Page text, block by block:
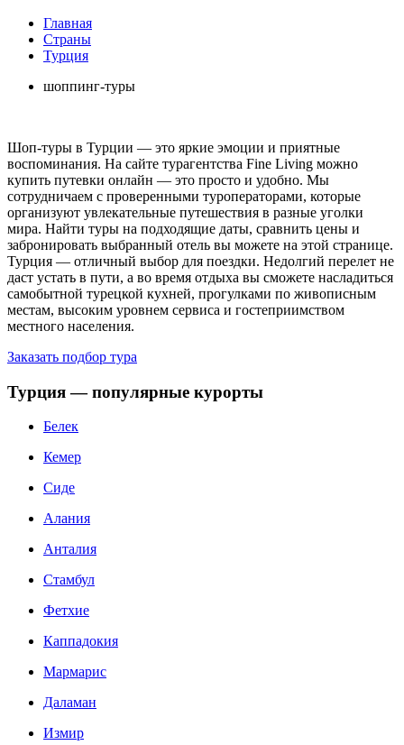
Главная
Страны
Турция
шоппинг-туры
Шоп-туры в Турции — это яркие эмоции и приятные
воспоминания. На сайте турагентства Fine Living можно
купить путевки онлайн — это просто и удобно. Мы
сотрудничаем с проверенными туроператорами, которые
организуют увлекательные путешествия в разные уголки
мира. Найти туры на подходящие даты, сравнить цены и
забронировать выбранный отель вы можете на этой странице.
Турция — отличный выбор для поездки. Недолгий перелет не
даст устать в пути, а во время отдыха вы сможете насладиться
самобытной турецкой кухней, прогулками по живописным
местам, высоким уровнем сервиса и гостеприимством
местного населения.
Заказать подбор тура
Турция — популярные курорты
Белек
Кемер
Сиде
Алания
Анталия
Стамбул
Фетхие
Каппадокия
Мармарис
Даламан
Измир